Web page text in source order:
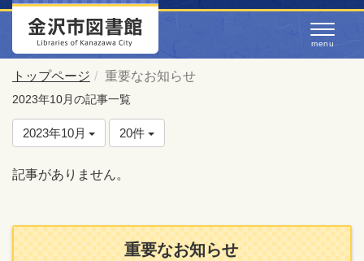
トップページ 重要なお知らせ
2023年10月の記事一覧
2023年10月 20件
記事がありません。
重要なお知らせ